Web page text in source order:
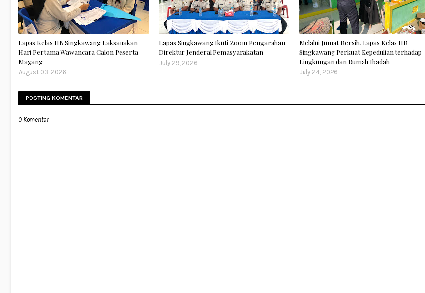
Lapas Kelas IIB Singkawang Laksanakan
Hari Pertama Wawancara Calon Peserta
Magang
August 03, 2026
Lapas Singkawang Ikuti Zoom Pengarahan
Direktur Jenderal Pemasyarakatan
July 29, 2026
Melalui Jumat Bersih, Lapas Kelas IIB
Singkawang Perkuat Kepedulian terhadap
Lingkungan dan Rumah Ibadah
July 24, 2026
POSTING KOMENTAR
0 Komentar